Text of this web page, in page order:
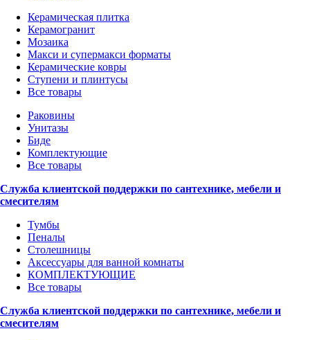
Керамическая плитка
Керамогранит
Мозаика
Макси и супермакси форматы
Керамические ковры
Ступени и плинтусы
Все товары
Раковины
Унитазы
Биде
Комплектующие
Все товары
Служба клиентской поддержки по сантехнике, мебели и
смесителям
Тумбы
Пеналы
Столешницы
Аксессуары для ванной комнаты
КОМПЛЕКТУЮЩИЕ
Все товары
Служба клиентской поддержки по сантехнике, мебели и
смесителям